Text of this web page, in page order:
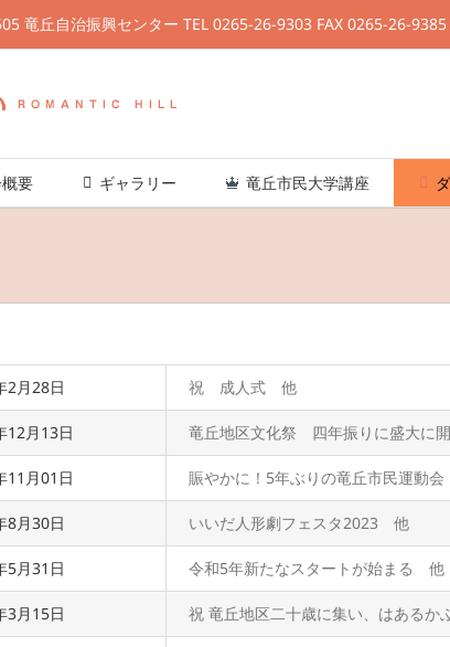
竜丘自治振興センター TEL 0265-26-9303 FAX 0265-26-9385
要 ギャラリー 竜丘市民大学講座
2月28日 祝 成人式 他
12月13日 竜丘地区文化祭 四年振りに盛大に
11月01日 賑やかに！5年ぶりの竜丘市民運動
8月30日 いいだ人形劇フェスタ2023 他
5月31日 令和5年新たなスタートが始まる 他
3月15日 祝 竜丘地区二十歳に集い、はある